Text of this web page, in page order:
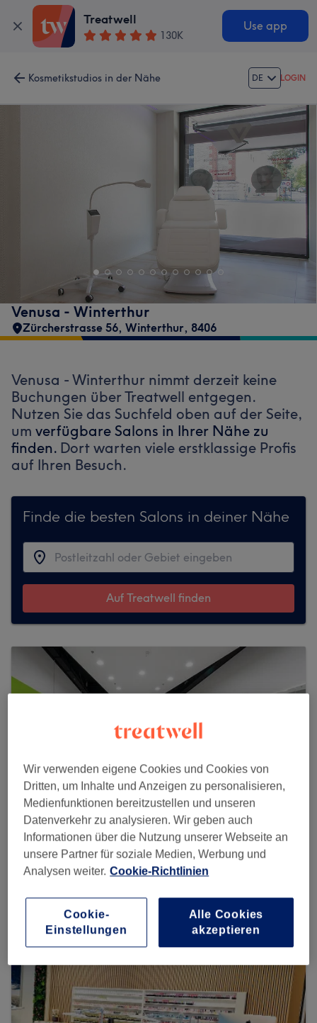
Treatwell
130K
Use app
Kosmetikstudios in der Nähe DE LOGIN
Venusa - Winterthur
Zürcherstrasse 56, Winterthur, 8406
Venusa - Winterthur nimmt derzeit keine
Buchungen über Treatwell entgegen.
Nutzen Sie das Suchfeld oben auf der Seite,
um verfügbare Salons in Ihrer Nähe zu
finden. Dort warten viele erstklassige Profis
auf Ihren Besuch.
Finde die besten Salons in deiner Nähe
Auf Treatwell finden
New York Nails Lokwerk
Zürcherstrasse 51, 8406 Winterthur
Wir verwenden eigene Cookies und Cookies von
Dritten, um Inhalte und Anzeigen zu personalisieren,
Medienfunktionen bereitzustellen und unseren
Datenverkehr zu analysieren. Wir geben auch
Informationen über die Nutzung unserer Webseite an
unsere Partner für soziale Medien, Werbung und
Analysen weiter. Cookie-Richtlinien
Alle Cookies
akzeptieren
Cookie-
Einstellungen